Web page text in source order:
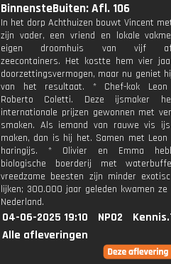
BinnensteBuiten: Afl. 106
In het dorp Achthuizen bouwt Vincent
zijn vader, een vriend en lokale
eigen droomhuis van vijf
zeecontainers. Het kostte hem vier
doorzettingsvermogen, maar nu geniet
van het resultaat. * Chef-kok Leon
Roberto Coletti. Deze ijsmaker
internationale prijzen gewonnen met
smaken. Als iemand van rauwe vis
maken, dan is hij het. Samen met
haringijs. * Olivier en Emma
biologische boerderij met
vreedzame beesten zijn minder
lijken; 300.000 jaar geleden kwamen
Nederland.
04-06-2025 19:10 NPO2
Alle afleveringen